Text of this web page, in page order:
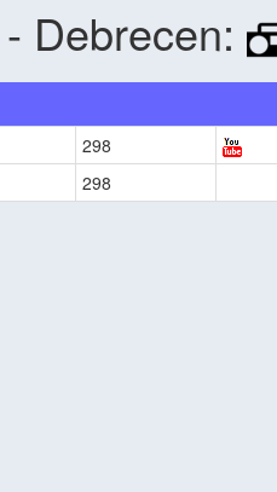
Debrecen:
298
298